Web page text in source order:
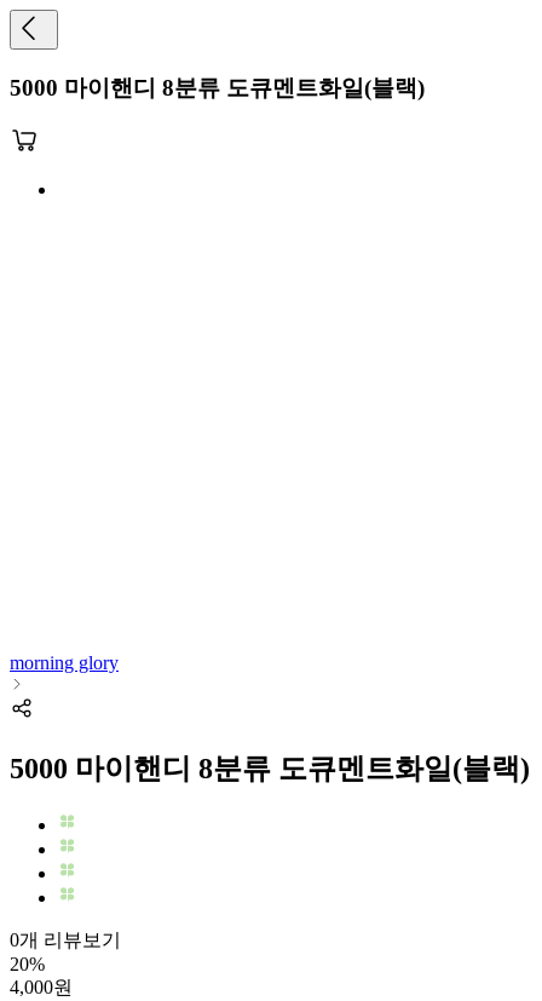
5000 마이핸디 8분류 도큐멘트화일(블랙)
morning glory
5000 마이핸디 8분류 도큐멘트화일(블랙)
0개 리뷰보기
20%
4,000원